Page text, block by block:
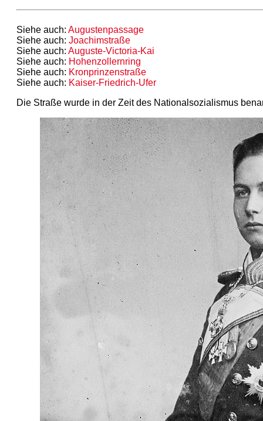
Siehe auch: Augustenpassage
Siehe auch: Joachimstraße
Siehe auch: Auguste-Victoria-Kai
Siehe auch: Hohenzollernring
Siehe auch: Kronprinzenstraße
Siehe auch: Kaiser-Friedrich-Ufer
Die Straße wurde in der Zeit des Nationalsozialismus